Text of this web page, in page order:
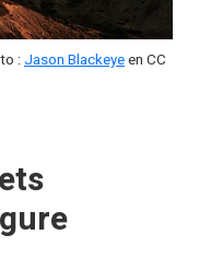
:Jason Blackeyeen CC